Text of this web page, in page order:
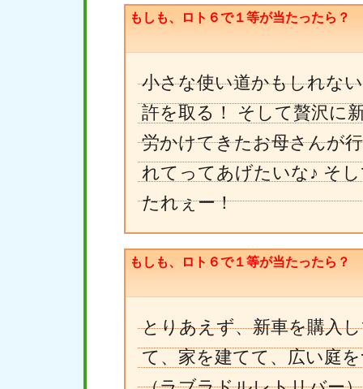
もしも、ロト６で１等が当たったら？
小さな使い道かもしれな
許を取る！ そして贅沢に
労かけてきたお母さんが
れてってあげたいな♪ そ
たれぇー！
もしも、ロト６で１等が当たったら？
とりあえず、新車を購入
て、家を建てて、広い庭